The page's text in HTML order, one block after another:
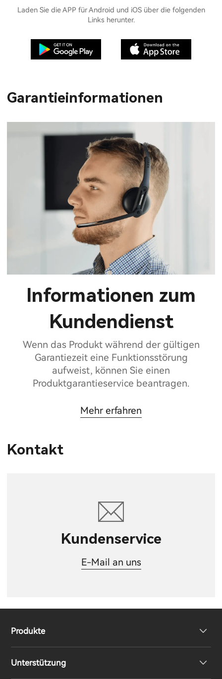
Laden Sie die APP für Android und iOS über die folgenden
Links herunter.
Garantieinformationen
Informationen zum
Kundendienst
Wenn das Produkt während der gültigen
Garantiezeit eine Funktionsstörung
aufweist, können Sie einen
Produktgarantieservice beantragen.
Mehr erfahren
Kontakt
Kundenservice
E-Mail an uns
Produkte
Unterstützung